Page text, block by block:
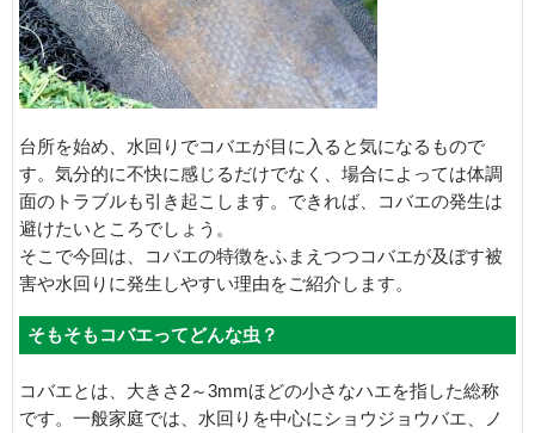
台所を始め、水回りでコバエが目に入ると気になるもので
す。気分的に不快に感じるだけでなく、場合によっては体調
面のトラブルも引き起こします。できれば、コバエの発生は
避けたいところでしょう。
そこで今回は、コバエの特徴をふまえつつコバエが及ぼす被
害や水回りに発生しやすい理由をご紹介します。
そもそもコバエってどんな虫？
コバエとは、大きさ2～3mmほどの小さなハエを指した総称
です。一般家庭では、水回りを中心にショウジョウバエ、ノ